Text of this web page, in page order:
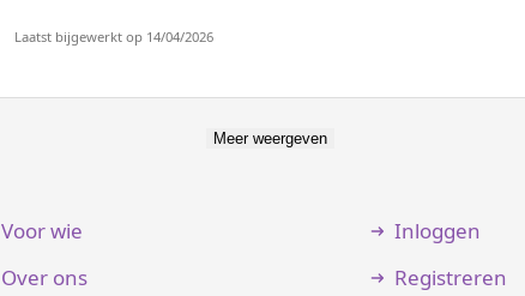
Laatst bijgewerkt op 14/04/2026
Meer weergeven
Voor wie
Over ons
Inloggen
Registreren